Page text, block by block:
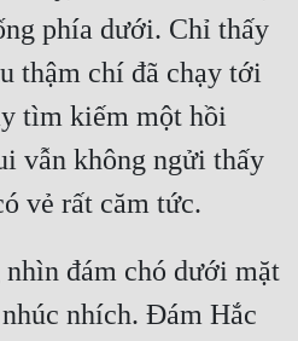
phía dưới. Chỉ thấy
thậm chí đã chạy tới
tìm kiếm một hồi
vẫn không ngửi thấy
đám chó dưới mặt
nhích. Đám Hắc